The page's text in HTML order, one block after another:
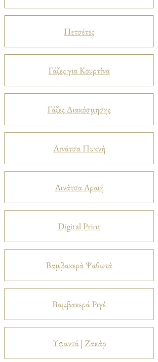
Πετσέτες
Γάζες για Κουρτίνα
Γάζες Διακόσμησης
Λινάτσα Πυκνή
Λινάτσα Αραιή
Digital Print
Βαμβακερά Ψαθωτά
Βαμβακερά Ριγέ
Υφαντά | Ζακάρ